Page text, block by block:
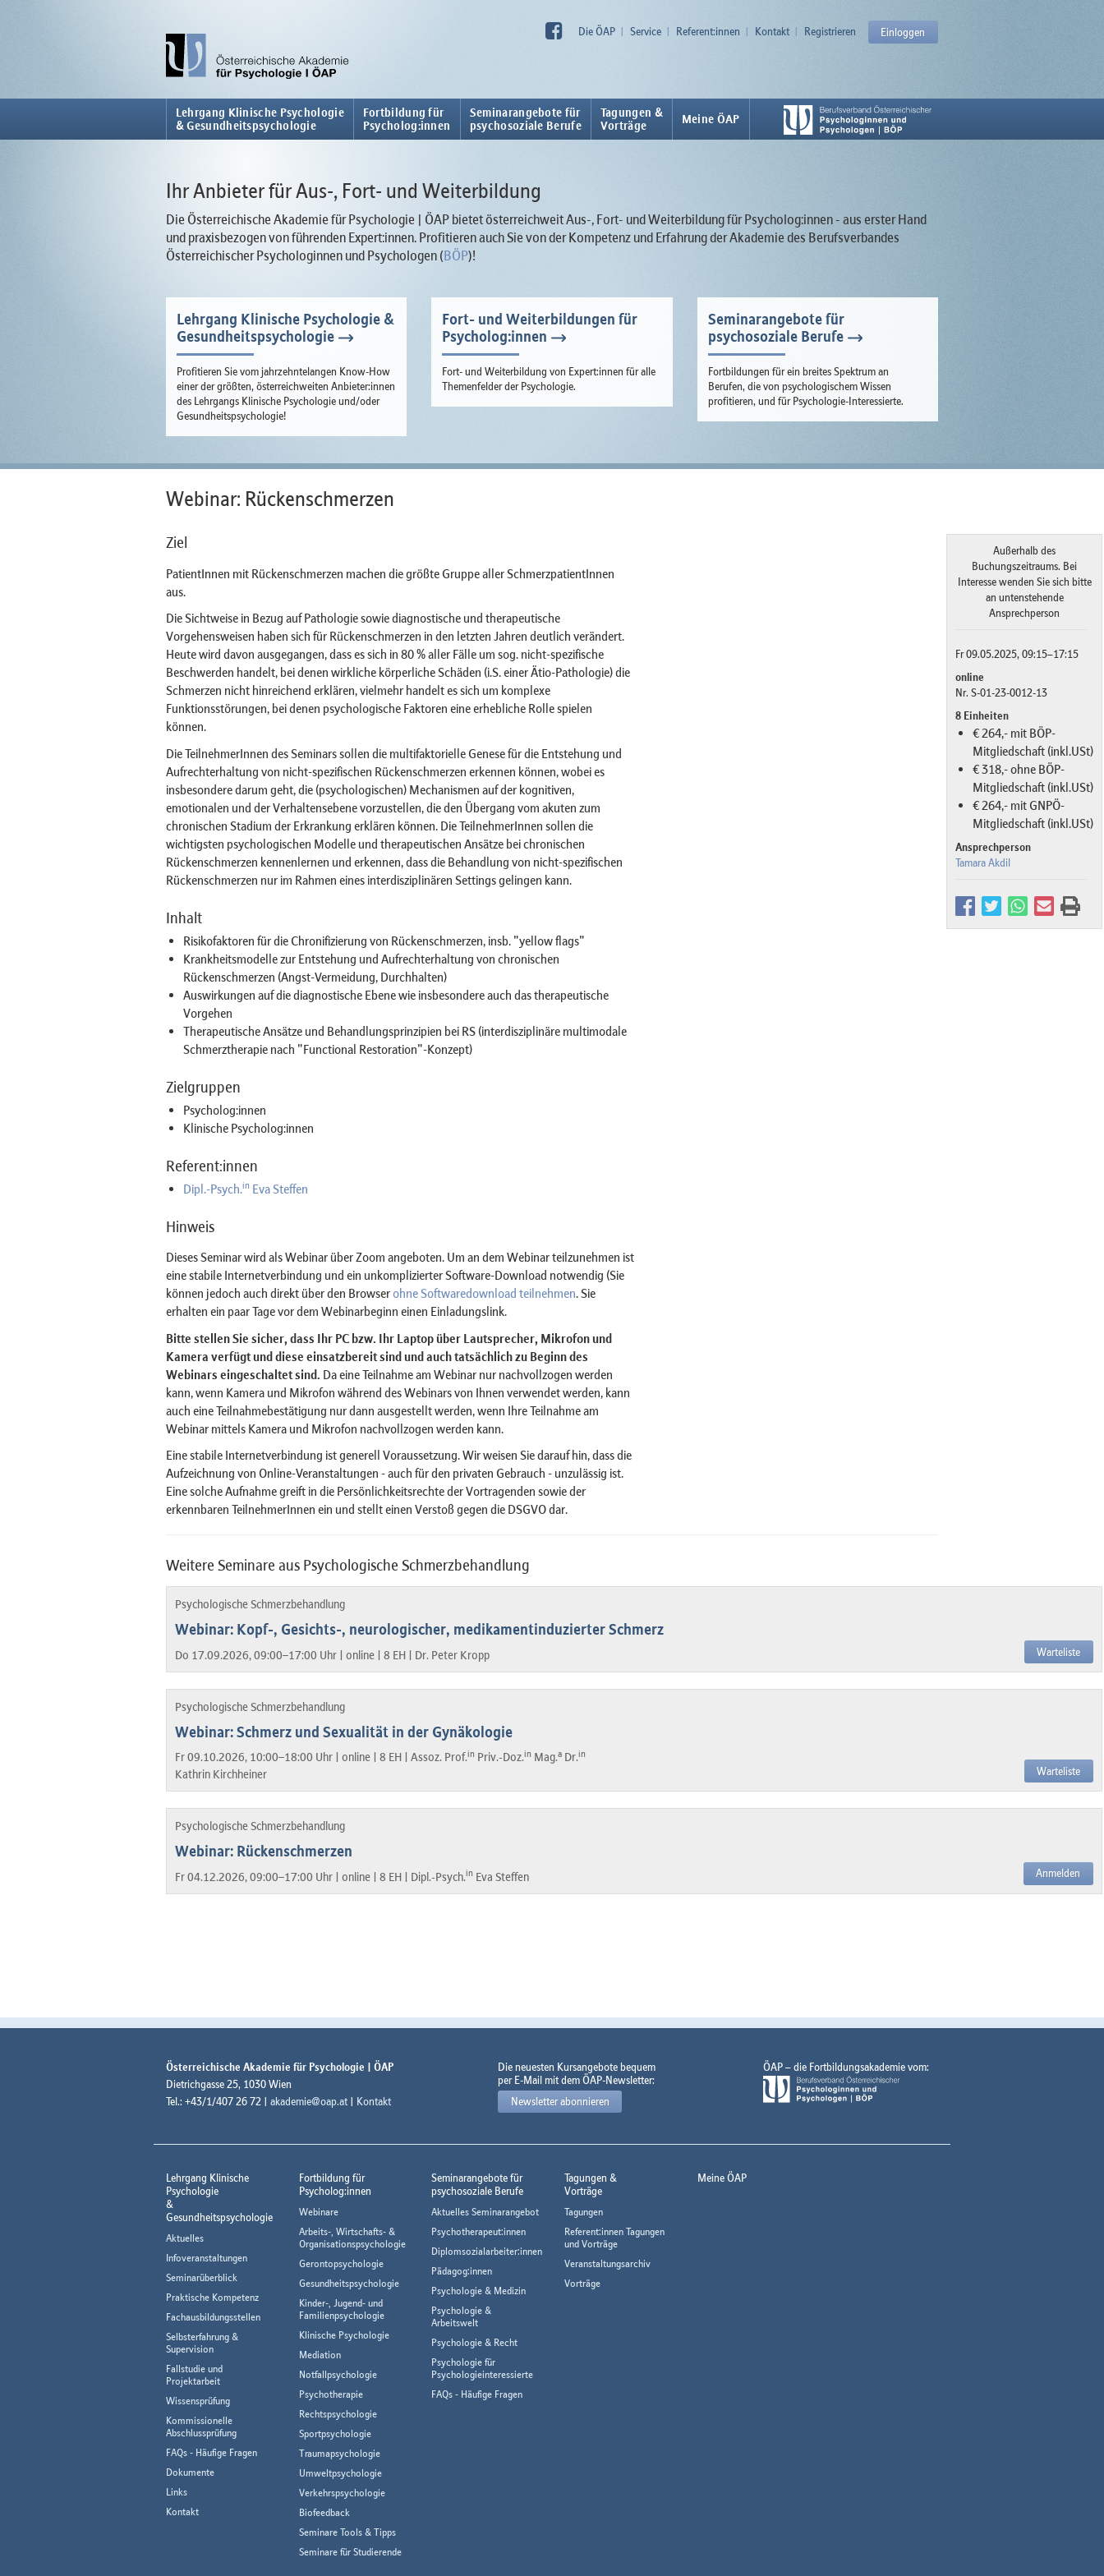
Die ÖAP Service Referent:innen Kontakt Registrieren Einloggen
Lehrgang Klinische Psychologie
& Gesundheitspsychologie
Fortbildung für
Psycholog:innen
Seminarangebote für
psychosoziale Berufe
Tagungen &
Vorträge
Meine ÖAP
Ihr Anbieter für Aus-, Fort- und Weiterbildung
Die Österreichische Akademie für Psychologie | ÖAP bietet österreichweit Aus-, Fort- und Weiterbildung für Psycholog:innen - aus erster Hand
und praxisbezogen von führenden Expert:innen. Profitieren auch Sie von der Kompetenz und Erfahrung der Akademie des Berufsverbandes
Österreichischer Psychologinnen und Psychologen (BÖP)!
Lehrgang Klinische Psychologie &
Gesundheitspsychologie
Profitieren Sie vom jahrzehntelangen Know-How
einer der größten, österreichweiten Anbieter:innen
des Lehrgangs Klinische Psychologie und/oder
Gesundheitspsychologie!
Fort- und Weiterbildungen für
Psycholog:innen
Fort- und Weiterbildung von Expert:innen für alle
Themenfelder der Psychologie.
Seminarangebote für
psychosoziale Berufe
Fortbildungen für ein breites Spektrum an
Berufen, die von psychologischem Wissen
profitieren, und für Psychologie-Interessierte.
Webinar: Rückenschmerzen
Außerhalb des
Buchungszeitraums. Bei
Interesse wenden Sie sich bitte
an untenstehende
Ansprechperson
Fr 09.05.2025, 09:15–17:15
online
Nr. S-01-23-0012-13
8 Einheiten
€ 264,- mit BÖP-
Mitgliedschaft (inkl.USt)
€ 318,- ohne BÖP-
Mitgliedschaft (inkl.USt)
€ 264,- mit GNPÖ-
Mitgliedschaft (inkl.USt)
Ansprechperson
Tamara Akdil
Ziel
PatientInnen mit Rückenschmerzen machen die größte Gruppe aller SchmerzpatientInnen
aus.
Die Sichtweise in Bezug auf Pathologie sowie diagnostische und therapeutische
Vorgehensweisen haben sich für Rückenschmerzen in den letzten Jahren deutlich verändert.
Heute wird davon ausgegangen, dass es sich in 80 % aller Fälle um sog. nicht-spezifische
Beschwerden handelt, bei denen wirkliche körperliche Schäden (i.S. einer Ätio-Pathologie) die
Schmerzen nicht hinreichend erklären, vielmehr handelt es sich um komplexe
Funktionsstörungen, bei denen psychologische Faktoren eine erhebliche Rolle spielen
können.
Die TeilnehmerInnen des Seminars sollen die multifaktorielle Genese für die Entstehung und
Aufrechterhaltung von nicht-spezifischen Rückenschmerzen erkennen können, wobei es
insbesondere darum geht, die (psychologischen) Mechanismen auf der kognitiven,
emotionalen und der Verhaltensebene vorzustellen, die den Übergang vom akuten zum
chronischen Stadium der Erkrankung erklären können. Die TeilnehmerInnen sollen die
wichtigsten psychologischen Modelle und therapeutischen Ansätze bei chronischen
Rückenschmerzen kennenlernen und erkennen, dass die Behandlung von nicht-spezifischen
Rückenschmerzen nur im Rahmen eines interdisziplinären Settings gelingen kann.
Inhalt
Risikofaktoren für die Chronifizierung von Rückenschmerzen, insb. "yellow flags"
Krankheitsmodelle zur Entstehung und Aufrechterhaltung von chronischen
Rückenschmerzen (Angst-Vermeidung, Durchhalten)
Auswirkungen auf die diagnostische Ebene wie insbesondere auch das therapeutische
Vorgehen
Therapeutische Ansätze und Behandlungsprinzipien bei RS (interdisziplinäre multimodale
Schmerztherapie nach "Functional Restoration"-Konzept)
Zielgruppen
Psycholog:innen
Klinische Psycholog:innen
Referent:innen
Dipl.-Psych. in Eva Steffen
Hinweis
Dieses Seminar wird als Webinar über Zoom angeboten. Um an dem Webinar teilzunehmen ist
eine stabile Internetverbindung und ein unkomplizierter Software-Download notwendig (Sie
können jedoch auch direkt über den Browserohne Softwaredownload teilnehmen. Sie
erhalten ein paar Tage vor dem Webinarbeginn einen Einladungslink.
Bitte stellen Sie sicher, dass Ihr PC bzw. Ihr Laptop über Lautsprecher, Mikrofon und
Kamera verfügt und diese einsatzbereit sind und auch tatsächlich zu Beginn des
Webinars eingeschaltet sind. Da eine Teilnahme am Webinar nur nachvollzogen werden
kann, wenn Kamera und Mikrofon während des Webinars von Ihnen verwendet werden, kann
auch eine Teilnahmebestätigung nur dann ausgestellt werden, wenn Ihre Teilnahme am
Webinar mittels Kamera und Mikrofon nachvollzogen werden kann.
Eine stabile Internetverbindung ist generell Voraussetzung. Wir weisen Sie darauf hin, dass die
Aufzeichnung von Online-Veranstaltungen - auch für den privaten Gebrauch - unzulässig ist.
Eine solche Aufnahme greift in die Persönlichkeitsrechte der Vortragenden sowie der
erkennbaren TeilnehmerInnen ein und stellt einen Verstoß gegen die DSGVO dar.
Weitere Seminare aus Psychologische Schmerzbehandlung
Psychologische Schmerzbehandlung
Webinar: Kopf-, Gesichts-, neurologischer, medikamentinduzierter Schmerz
Do 17.09.2026, 09:00–17:00 Uhr | online | 8 EH | Dr. Peter Kropp Warteliste
Psychologische Schmerzbehandlung
Webinar: Schmerz und Sexualität in der Gynäkologie
Fr 09.10.2026, 10:00–18:00 Uhr | online | 8 EH | Assoz. Prof.in Priv.-Doz.in Mag.a Dr.in
Kathrin Kirchheiner Warteliste
Psychologische Schmerzbehandlung
Webinar: Rückenschmerzen
Fr 04.12.2026, 09:00–17:00 Uhr | online | 8 EH | Dipl.-Psych.in Eva Steffen Anmelden
Österreichische Akademie für Psychologie | ÖAP
Dietrichgasse 25, 1030 Wien
Tel.: +43/1/407 26 72 | akademie@oap.at | Kontakt
Die neuesten Kursangebote bequem
per E-Mail mit dem ÖAP-Newsletter:
Newsletter abonnieren
ÖAP – die Fortbildungsakademie vom:
Lehrgang Klinische
Psychologie
&
Gesundheitspsychologie
Aktuelles
Infoveranstaltungen
Seminarüberblick
Praktische Kompetenz
Fachausbildungsstellen
Selbsterfahrung &
Supervision
Fallstudie und
Projektarbeit
Wissensprüfung
Kommissionelle
Abschlussprüfung
FAQs - Häufige Fragen
Dokumente
Links
Kontakt
Fortbildung für
Psycholog:innen
Webinare
Arbeits-, Wirtschafts- &
Organisationspsychologie
Gerontopsychologie
Gesundheitspsychologie
Kinder-, Jugend- und
Familienpsychologie
Klinische Psychologie
Mediation
Notfallpsychologie
Psychotherapie
Rechtspsychologie
Sportpsychologie
Traumapsychologie
Umweltpsychologie
Verkehrspsychologie
Biofeedback
Seminare Tools & Tipps
Seminare für Studierende
Seminarangebote für
psychosoziale Berufe
Aktuelles Seminarangebot
Psychotherapeut:innen
Diplomsozialarbeiter:innen
Pädagog:innen
Psychologie & Medizin
Psychologie &
Arbeitswelt
Psychologie & Recht
Psychologie für
Psychologieinteressierte
FAQs - Häufige Fragen
Tagungen &
Vorträge
Tagungen
Referent:innen Tagungen
und Vorträge
Veranstaltungsarchiv
Vorträge
Meine ÖAP